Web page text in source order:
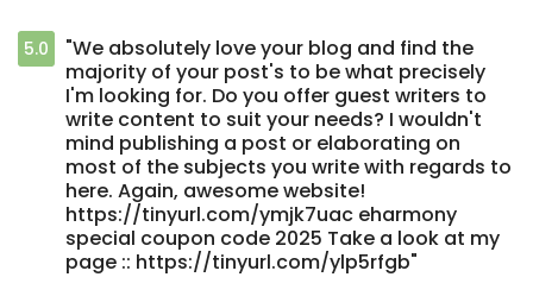
5.0
"We absolutely love your blog and find the
majority of your post's to be what precisely
I'm looking for. Do you offer guest writers to
write content to suit your needs? I wouldn't
mind publishing a post or elaborating on
most of the subjects you write with regards to
here. Again, awesome website!
https://tinyurl.com/ymjk7uac eharmony
special coupon code 2025 Take a look at my
page :: https://tinyurl.com/ylp5rfgb"